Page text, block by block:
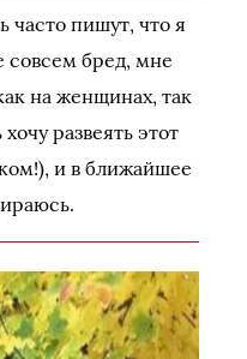
часто пишут, что я
совсем бред, мне
на женщинах, так
развеять этот
и в ближайшее